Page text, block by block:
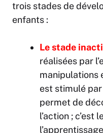
trois stades de
enfants :
Le stade
réalisées par
manipulations
est stimulé
permet de
l’action ; c’est